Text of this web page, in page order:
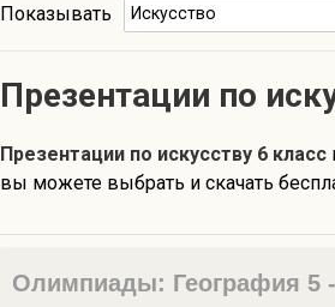
Показывать Искуcство
Презентации по
Презентации по искуcству 6 класс
вы можете выбрать и скачать
Олимпиады: География 5